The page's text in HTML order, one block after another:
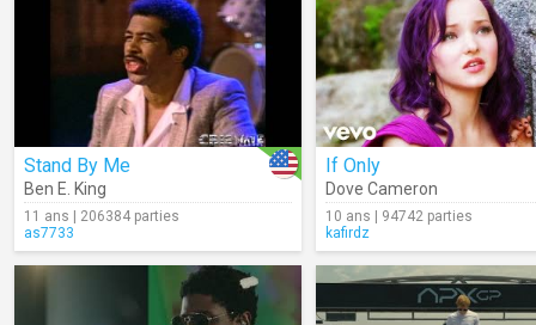
Stand By Me
Ben E. King
11 ans | 206384 parties
as7733
If Only
Dove Cameron
10 ans | 94742 parties
kafirdz